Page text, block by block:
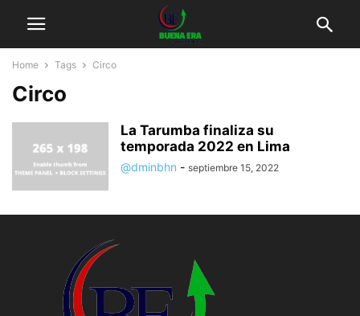
Home Tags Circo
Circo
La Tarumba finaliza su
temporada 2022 en Lima
@dminbhn - septiembre 15, 2022